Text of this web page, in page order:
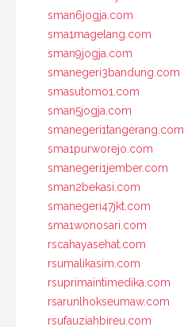
sman6jogja.com
sma1magelang.com
sman9jogja.com
smanegeri3bandung.com
smasutomo1.com
sman5jogja.com
smanegeri1tangerang.com
sma1purworejo.com
smanegeri1jember.com
sman2bekasi.com
smanegeri47jkt.com
sma1wonosari.com
rscahayasehat.com
rsumalikasim.com
rsuprimaintimedika.com
rsarunlhokseumaw.com
rsufauziahbireu.com